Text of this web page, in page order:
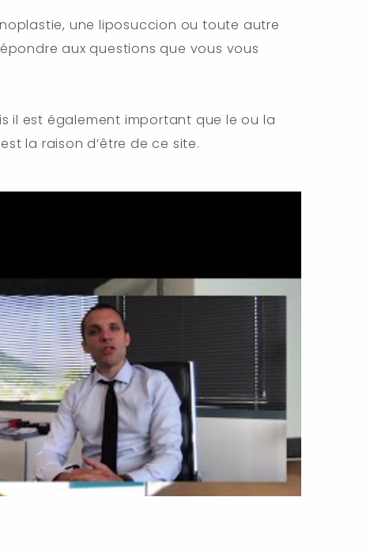
une liposuccion ou toute autre
aux questions que vous vous
il est également important que le ou la
la raison d’être de ce site.